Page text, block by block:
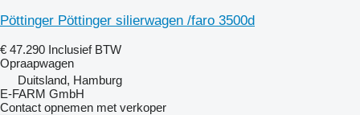
Pöttinger Pöttinger silierwagen /faro 3500d
€ 47.290 Inclusief BTW
Opraapwagen
Duitsland, Hamburg
E-FARM GmbH
Contact opnemen met verkoper